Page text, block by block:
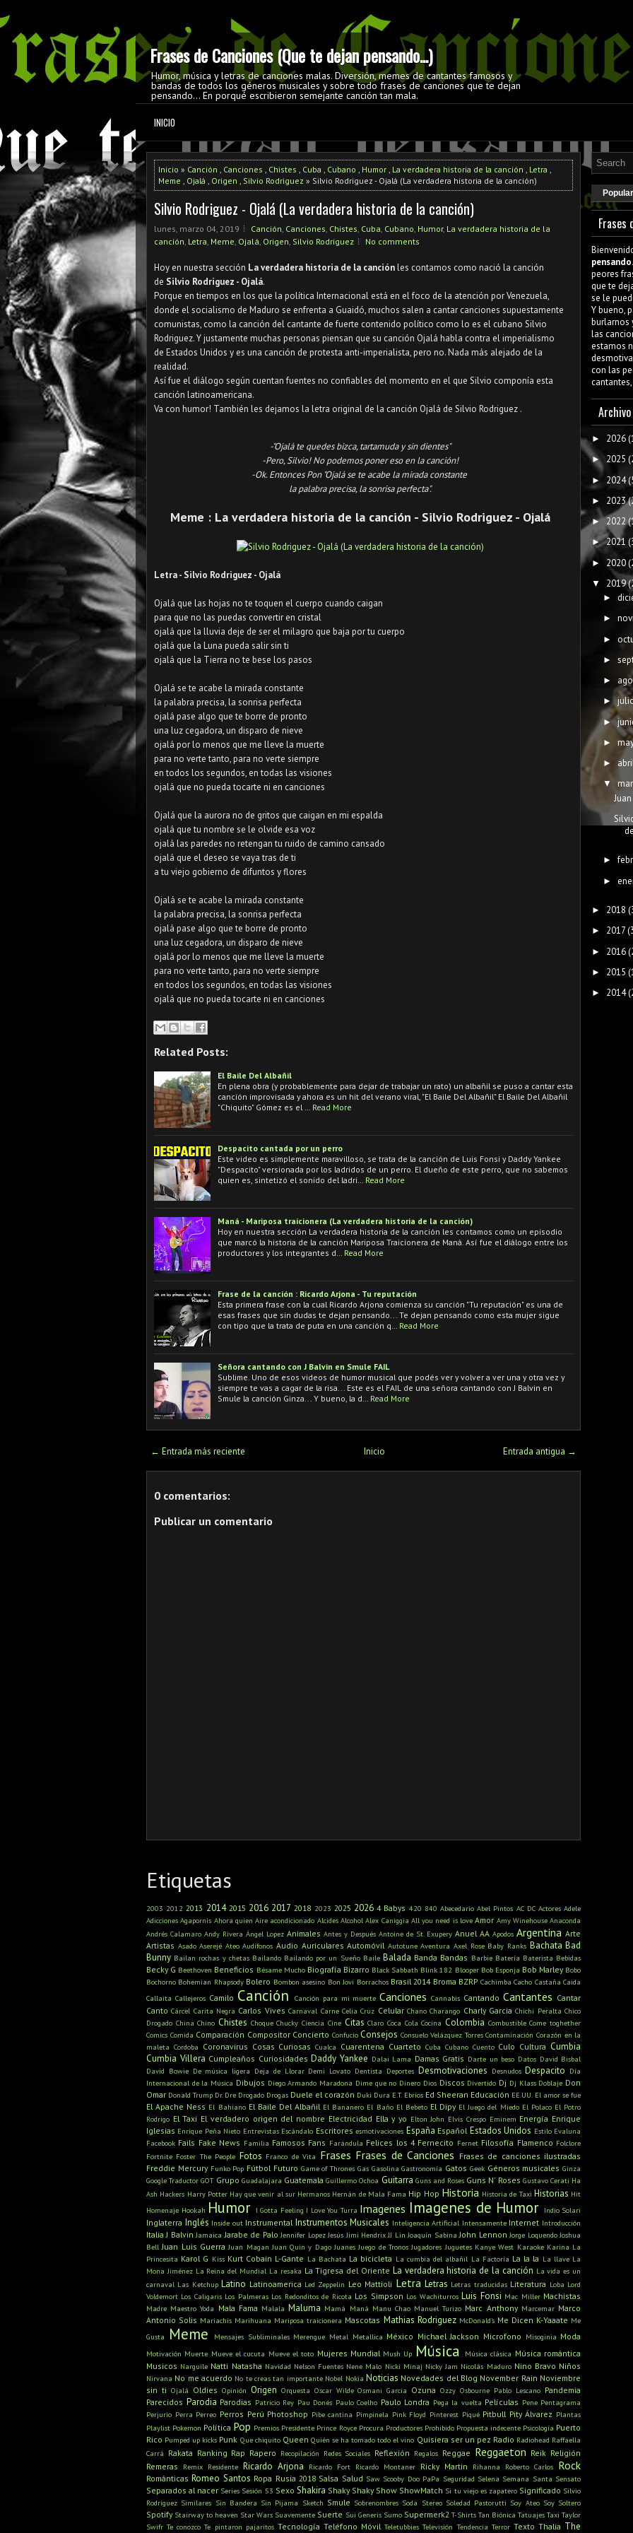
Frases de Canciones (Que te dejan pensando...)
Humor, música y letras de canciones malas. Diversión, memes de cantantes famosos y
bandas de todos los géneros musicales y sobre todo frases de canciones que te dejan
pensando... En porqué escribieron semejante canción tan mala.
INICIO
Inicio » Canción , Canciones , Chistes , Cuba , Cubano , Humor , La verdadera historia de la canción , Letra ,
Meme , Ojalá , Origen , Silvio Rodriguez » Silvio Rodriguez - Ojalá (La verdadera historia de la canción)
Silvio Rodriguez - Ojalá (La verdadera historia de la canción)
lunes, marzo 04, 2019 Canción, Canciones, Chistes, Cuba, Cubano, Humor, La verdadera historia de la
canción, Letra, Meme, Ojalá, Origen, Silvio Rodriguez No comments
Hoy en nuestra sección La verdadera historia de la canciónles contamos como nació la canción
de Silvio Rodriguez - Ojalá.
Porque en tiempos en los que la política Internacional está en el foco de la atención por Venezuela,
donde el socialismo de Maduro se enfrenta a Guaidó, muchos salen a cantar canciones supuestamente
comunistas, como la canción del cantante de fuerte contenido político como lo es el cubano Silvio
Rodriguez. Y justamente muchas personas piensan que su canción Ojalá habla contra el imperialismo
de Estados Unidos y es una canción de protesta anti-imperialista, pero no. Nada más alejado de la
realidad.
Así fue el diálogo según cuentan fuentes no confiables del momento en el que Silvio componía esta
canción latinoamericana.
Va con humor! También les dejamos la letra original de la canción Ojalá de Silvio Rodriguez .
-"Ojalá te quedes bizca, tartamuda y sin dientes"
-Pero, Silvio! No podemos poner eso en la canción!
-Ok. Entonces Pon " Ojalá se te acabe la mirada constante
la palabra precisa, la sonrisa perfecta".
Meme : La verdadera historia de la canción - Silvio Rodriguez - Ojalá
Letra - Silvio Rodriguez - Ojalá
Ojalá que las hojas no te toquen el cuerpo cuando caigan
para que no las puedas convertir en cristal
ojalá que la lluvia deje de ser el milagro que baja por tu cuerpo
ojalá que la Luna pueda salir sin ti
ojalá que la Tierra no te bese los pasos
Ojalá se te acabe la mirada constante
la palabra precisa, la sonrisa perfecta
ojalá pase algo que te borre de pronto
una luz cegadora, un disparo de nieve
ojalá por lo menos que me lleve la muerte
para no verte tanto, para no verte siempre
en todos los segundos, en todas las visiones
ojalá que no pueda tocarte ni en canciones
Ojalá que la aurora no de gritos que caigan en mi espalda
ojalá que tu nombre se le olvide esa voz
ojalá las paredes no retengan tu ruido de camino cansado
ojalá que el deseo se vaya tras de ti
a tu viejo gobierno de difuntos y flores
Ojalá se te acabe la mirada constante
la palabra precisa, la sonrisa perfecta
ojalá pase algo que te borre de pronto
una luz cegadora, un disparo de nieve
ojalá por lo menos que me lleve la muerte
para no verte tanto, para no verte siempre
en todos los segundos, en todas las visiones
ojalá que no pueda tocarte ni en canciones
Related Posts:
El Baile Del Albañil
En plena obra (y probablemente para dejar de trabajar un rato) un albañil se puso a cantar esta
canción improvisada y ahora es un hit del verano viral, "El Baile Del Albañil" El Baile Del Albañil
"Chiquito" Gómez es el …
Read More
Despacito cantada por un perro
Este video es simplemente maravilloso, se trata de la canción de Luis Fonsi y Daddy Yankee
"Despacito" versionada por los ladridos de un perro. El dueño de este perro, que no sabemos
quien es, sintetizó el sonido del ladri…
Read More
Maná - Mariposa traicionera (La verdadera historia de la canción)
Hoy en nuestra sección La verdadera historia de la canción les contamos como un episodio
que marcó la historia de la canción Mariposa Traicionera de Maná. Así fue el diálogo entre los
productores y los integrantes d…
Read More
Frase de la canción : Ricardo Arjona - Tu reputación
Esta primera frase con la cual Ricardo Arjona comienza su canción "Tu reputación" es una de
esas frases que sin dudas te dejan pensando... Te dejan pensando como esta mujer sigue
con tipo que la trata de puta en una canción q…
Read More
Señora cantando con J Balvin en Smule FAIL
Sublime. Uno de esos videos de humor musical que podés ver y volver a ver una y otra vez y
siempre te vas a cagar de la risa... Este es el FAIL de una señora cantando con J Balvin en
Smule la canción Ginza... Y bueno, la d…
Read More
← Entrada más reciente Entrada antigua →
Inicio
0 comentarios:
Publicar un comentario
Etiquetas
2003 2012 2013 2014 2015 2016 2017 2018 2023 2025 2026 4 Babys 420 840 Abecedario Abel Pintos AC DC Actores Adele
Adicciones Agapornis Ahora quien Aire acondicionado Alcides Alcohol Alex Caniggia All you need is love Amor Amy Winehouse Anaconda
Andrés Calamaro Andy Rivera Ángel Lopez Animales Antes y Después Antoine de St. Exupery Anuel AA Apodos Argentina Arte
Artistas Asado Aserejé Ateo Audífonos Audio Auriculares Automóvil Autotune Aventura Axel Rose Baby Ranks Bachata Bad
Bunny Bailan rochas y chetas Bailando Bailando por un Sueño Baile Balada Banda Bandas Barbie Batería Baterista Bebidas
Becky G Beethoven Beneficios Bésame Mucho Biografía Bizarro Black Sabbath Blink 182 Blooper Bob Esponja Bob Marley Bobo
Bochorno Bohemian Rhapsody Bolero Bombon asesino Bon Jovi Borrachos Brasil 2014 Broma BZRP Cachimba Cacho Castaña Caida
Callaita Callejeros Camilo Canción Canción para mi muerte Canciones Cannabis Cantando Cantantes Cantar
Canto Cárcel Carita Negra Carlos Vives Carnaval Carne Celia Cruz Celular Chano Charango Charly Garcia Chichi Peralta Chico
Drogado China Chino Chistes Choque Chucky Ciencia Cine Citas Claro Coca Cola Cocina Colombia Combustible Come toghether
Comics Comida Comparación Compositor Concierto Confucio Consejos Consuelo Velázquez Torres Contaminación Corazón en la
maleta Cordoba Coronavirus Cosas Curiosas Cualca Cuarentena Cuarteto Cuba Cubano Cuento Culo Cultura Cumbia
Cumbia Villera Cumpleaños Curiosidades Daddy Yankee Dalai Lama Damas Gratis Darte un beso Datos David Bisbal
David Bowie De música ligera Deja de Llorar Demi Lovato Dentista Deportes Desmotivaciones Desnudos Despacito Día
Internacional de la Música Dibujos Diego Armando Maradona Dime que no Dinero Dios Discos Divertido Dj Dj Klass Doblaje Don
Omar Donald Trump Dr. Dre Drogado Drogas Duele el corazón Duki Dura E.T. Ebrios Ed Sheeran Educación EE.UU. El amor se fue
El Apache Ness El Bahiano El Baile Del Albañil El Bananero El Baño El Bebeto El Dipy El Juego del Miedo El Polaco El Potro
Rodrigo El Taxi El verdadero origen del nombre Electricidad Ella y yo Elton John Elvis Crespo Eminem Energía Enrique
Iglesias Enrique Peña Nieto Entrevistas Escándalo Escritores esmotivaciones España Español Estados Unidos Estilo Evaluna
Facebook Fails Fake News Familia Famosos Fans Farándula Felices los 4 Fernecito Fernet Filosofía Flamenco Folclore
Fortnite Foster The People Fotos Franco de Vita Frases Frases de Canciones Frases de canciones ilustradas
Freddie Mercury Funko Pop Fútbol Futuro Game of Thrones Gas Gasolina Gastronomía Gatos Geek Géneros musicales Ginza
Google Traductor GOT Grupo Guadalajara Guatemala Guillermo Ochoa Guitarra Guns and Roses Guns N' Roses Gustavo Cerati Ha
Ash Hackers Harry Potter Hay que venir al sur Hermanos Hernán de Mala Fama Hip Hop Historia Historia de Taxi Historias Hit
Homenaje Hookah Humor I Gotta Feeling I Love You Turra Imagenes Imagenes de Humor Indio Solari
Inglaterra Inglés Inside out Instrumental Instrumentos Musicales Inteligencia Artificial Intensamente Internet Introducción
Italia J Balvin Jamaica Jarabe de Palo Jennifer Lopez Jesús Jimi Hendrix JJ Lin Joaquín Sabina John Lennon Jorge Loquendo Joshua
Bell Juan Luis Guerra Juan Magan Juan Quin y Dago Juanes Juego de Tronos Jugadores Juguetes Kanye West Karaoke Karina La
Princesita Karol G Kiss Kurt Cobain L-Gante La Bachata La bicicleta La cumbia del albañil La Factoría La la la La llave La
Mona Jiménez La Reina del Mundial La resaka La Tigresa del Oriente La verdadera historia de la canción La vida es un
carnaval Las Ketchup Latino Latinoamerica Led Zeppelin Leo Mattioli Letra Letras Letras traducidas Literatura Loba Lord
Voldemort Los Caligaris Los Palmeras Los Redonditos de Ricota Los Simpson Los Wachiturros Luis Fonsi Mac Miller Machistas
Madre Maestro Yoda Mala Fama Malala Maluma Mamá Maná Manu Chao Manuel Turizo Marc Anthony Marcemar Marco
Antonio Solis Mariachis Marihuana Mariposa traicionera Mascotas Mathias Rodriguez McDonald's Me Dicen K-Yaaate Me
Gusta
Meme Mensajes Subliminales Merengue Metal Metallica México Michael Jackson Microfono Misoginia Moda
Motivación Muerte Mueve el cucuta Mueve el toto Mujeres Mundial Mush Up Música Música clásica Música romántica
Musicos Narguile Natti Natasha Navidad Nelson Fuentes Nene Malo Nicki Minaj Nicky Jam Nicolás Maduro Nino Bravo Niños
Nirvana No me acuerdo No te creas tan importante Nobel Nokia Noticias Novedades del Blog November Rain Noviembre
sin ti Ojalá Oldies Opinión Origen Orquesta Oscar Wilde Osmani Garcia Ozuna Ozzy Osbourne Pablo Lescano Pandemia
Parecidos Parodia Parodias Patricio Rey Pau Donés Paulo Coelho Paulo Londra Pega la vuelta Películas Pene Pentagrama
Perjurio Perra Perreo Perros Perú Photoshop Pibe cantina Pimpinela Pink Floyd Pinterest Piqué Pitbull Pity Álvarez Plantas
Playlist Pokemon Política Pop Premios Presidente Prince Royce Procura Productores Prohibido Propuesta indecente Psicología Puerto
Rico Pumped up kicks Punk Que chiquito Queen Quién se ha tomado todo el vino Quisiera ser un pez Radio Radiohead Raffaella
Carrá Rakata Ranking Rap Rapero Recopilación Redes Sociales Reflexión Regalos Reggae Reggaeton Reik Religión
Remeras
Remix Residente Ricardo Arjona Ricardo Fort Ricardo Montaner Ricky Martin Rihanna Roberto Carlos Rock
Románticas Romeo Santos Ropa Rusia 2018 Salsa Salud Saw Scooby Doo PaPa Seguridad Selena Semana Santa Sensato
Separados al nacer Series Sesión 53 Sexo Shakira Shaky Shaky Show ShowMatch Si tu viejo es zapatero Significado Silvio
Rodriguez Similares Sin Bandera Sin Pijama Sketch Smule Sobrenombres Soda Stereo Soledad Pastorutti Soy Ateo Soy Soltero
Spotify Stairway to heaven Star Wars Suavemente Suerte Sui Generis Sumo Supermerk2 T-Shirts Tan Biónica Tatuajes Taxi Taylor
Swifr Te conozco Te pintaron pajaritos Tecnología Teléfono Móvil Teletubbies Televisión Tendencia Terror Texto Thalia The
Popular
Frases
peores
que te
se le
Y bueno,
burlarnos
las
estamos
con las
Archivo
► 2026
►2025
► 2024
► 2023
► 2022
►2021
► 2020
▼ 2019
►
►
►
►
►
►
►
►
►
▼
►
►
► 2018
► 2017
► 2016
► 2015
► 2014